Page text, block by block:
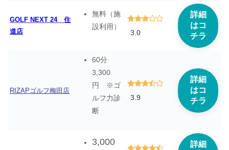
GOLF NEXT 24 住
道店
無料（施
設利用）
3.0
詳細
はコ
チラ
RIZAPゴルフ梅田店
60分
3,300
円 ※ゴ
ルフ力診
断
3.9
詳細
はコ
チラ
3,000
詳細